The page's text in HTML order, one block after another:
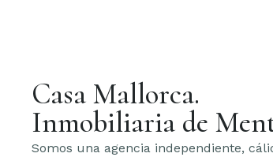
Casa Mallorca.
Inmobiliaria de
Somos una agencia independiente,